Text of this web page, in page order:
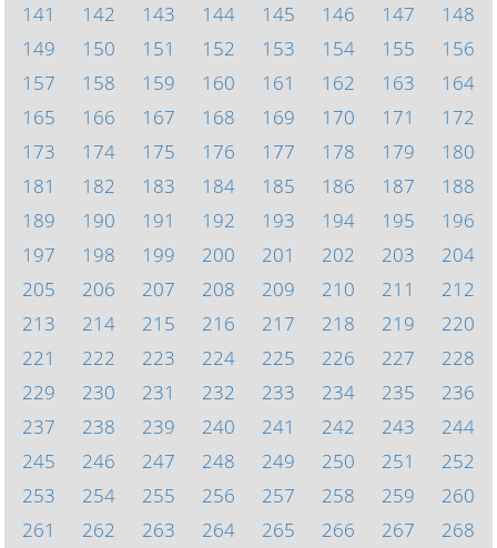
141
142 143 144 145 146 147
148
149
150 151 152 153 154 155
156
157
158 159 160 161 162 163
164
165
166 167 168 169 170 171
172
173
174 175 176 177 178 179
180
181
182 183 184 185 186 187
188
189
190 191 192 193 194 195
196
197
198 199 200 201 202 203
204
205
206 207 208 209 210 211
212
213
214 215 216 217 218 219
220
221
222 223 224 225 226 227
228
229
230 231 232 233 234 235
236
237
238 239 240 241 242 243
244
245
246 247 248 249 250 251
252
253
254 255 256 257 258 259
260
261
262 263 264 265 266 267
268